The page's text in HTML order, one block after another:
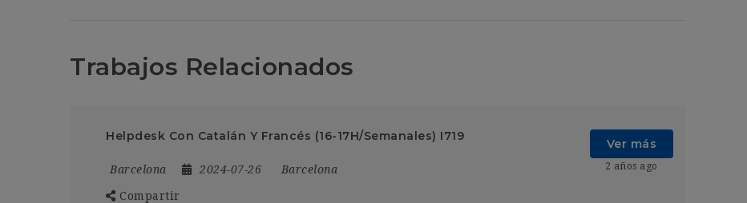
Trabajos Relacionados
Helpdesk Con Catalán Y Francés (16-17H/Semanales) I719
Barcelona 2024-07-26 Barcelona
Compartir
Ver más
2 años ago